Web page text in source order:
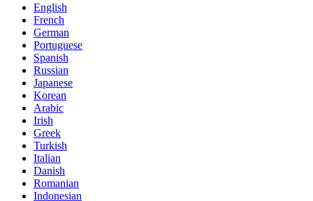
English
French
German
Portuguese
Spanish
Russian
Japanese
Korean
Arabic
Irish
Greek
Turkish
Italian
Danish
Romanian
Indonesian